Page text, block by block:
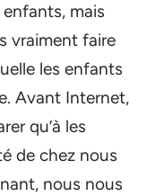
mais
vraiment faire
les enfants
Avant Internet,
qu’à les
de chez nous
nous nous